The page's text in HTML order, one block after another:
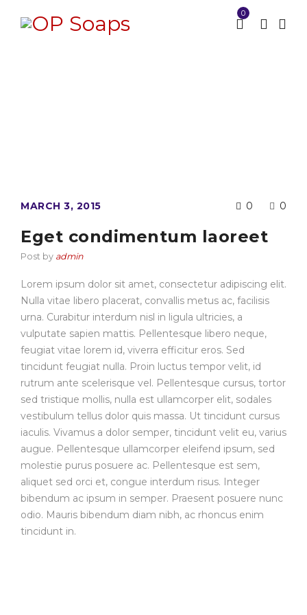
0
MARCH 3, 2015 0 0
Eget condimentum laoreet
Post by admin
Lorem ipsum dolor sit amet, consectetur adipiscing elit.
Nulla vitae libero placerat, convallis metus ac, facilisis
urna. Curabitur interdum nisl in ligula ultricies, a
vulputate sapien mattis. Pellentesque libero neque,
feugiat vitae lorem id, viverra efficitur eros. Sed
tincidunt feugiat nulla. Proin luctus tempor velit, id
rutrum ante scelerisque vel. Pellentesque cursus, tortor
sed tristique mollis, nulla est ullamcorper elit, sodales
vestibulum tellus dolor quis massa. Ut tincidunt cursus
iaculis. Vivamus a dolor semper, tincidunt velit eu, varius
augue. Pellentesque ullamcorper eleifend ipsum, sed
molestie purus posuere ac. Pellentesque est sem,
aliquet sed orci et, congue interdum risus. Integer
bibendum ac ipsum in semper. Praesent posuere nunc
odio. Mauris bibendum diam nibh, ac rhoncus enim
tincidunt in.